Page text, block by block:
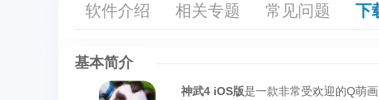
软件介绍 相关专题 常见问题 下
基本简介
神武4 iOS版是一款非常受欢迎的Q萌